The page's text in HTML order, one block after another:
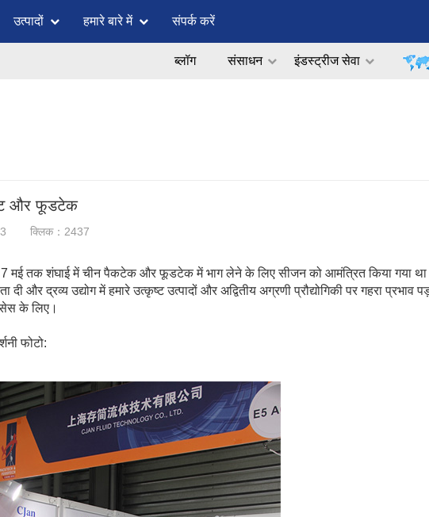
उत्पादों हमारे बारे में संपर्क करें
ब्लॉग संसाधन इंडस्ट्रीज सेवा
और फूडटेक
क्लिक：2437
मई तक शंघाई में चीन पैकटेक और फूडटेक में भाग लेने के लिए सीजन को आमंत्रित किया गया
दी और द्रव्य उद्योग में हमारे उत्कृष्ट उत्पादों और अद्वितीय अग्रणी प्रौद्योगिकी पर गहरा
के लिए।
फोटो: